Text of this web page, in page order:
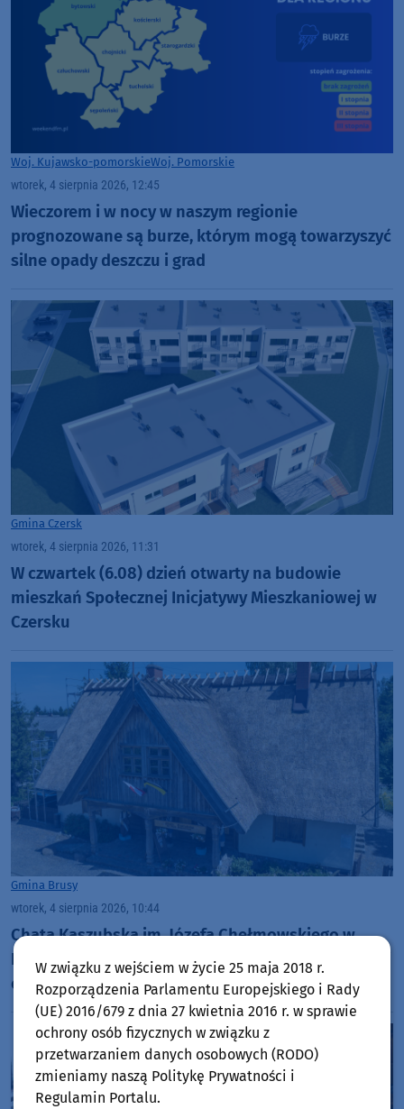
Woj. Kujawsko-pomorskieWoj. Pomorskie
wtorek, 4 sierpnia 2026, 12:45
Wieczorem i w nocy w naszym regionie
prognozowane są burze, którym mogą towarzyszyć
silne opady deszczu i grad
Gmina Czersk
wtorek, 4 sierpnia 2026, 11:31
W czwartek (6.08) dzień otwarty na budowie
mieszkań Społecznej Inicjatywy Mieszkaniowej w
Czersku
Gmina Brusy
wtorek, 4 sierpnia 2026, 10:44
Chata Kaszubska im. Józefa Chełmowskiego w
Brusach-Jagliach przechodzi renowację. Specjaliści
czyszczą strzechę na dachu
W związku z wejściem w życie 25 maja 2018 r.
Rozporządzenia Parlamentu Europejskiego i Rady
(UE) 2016/679 z dnia 27 kwietnia 2016 r. w sprawie
ochrony osób fizycznych w związku z
przetwarzaniem danych osobowych (RODO)
zmieniamy naszą Politykę Prywatności i
Regulamin Portalu.